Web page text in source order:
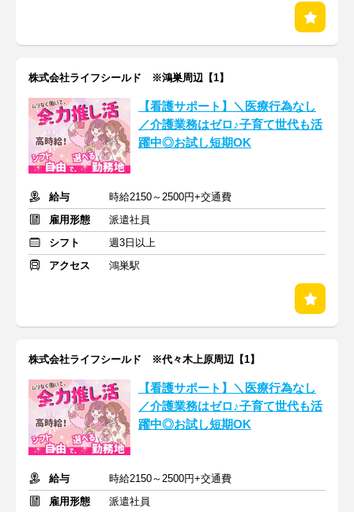
株式会社ライフシールド ※鴻巣周辺【1】
【看護サポート】＼医療行為なし
／介護業務はゼロ♪子育て世代も活
躍中◎お試し短期OK
給与
時給2150～2500円+交通費
雇用形態
派遣社員
シフト
週3日以上
アクセス
鴻巣駅
株式会社ライフシールド ※代々木上原周辺【1】
【看護サポート】＼医療行為なし
／介護業務はゼロ♪子育て世代も活
躍中◎お試し短期OK
給与
時給2150～2500円+交通費
雇用形態
派遣社員